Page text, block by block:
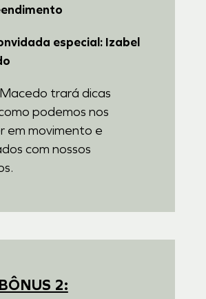
especial: Izabel
trará dicas
podemos nos
em movimento e
com nossos
2: